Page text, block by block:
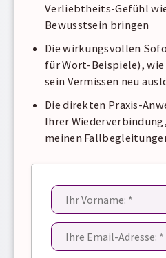
Verliebtheits-Gefühl
Bewusstsein bringen
Die wirkungsvollen
für Wort-Beispiele),
sein Vermissen neu
Die direkten Praxis-
Ihrer
meinen